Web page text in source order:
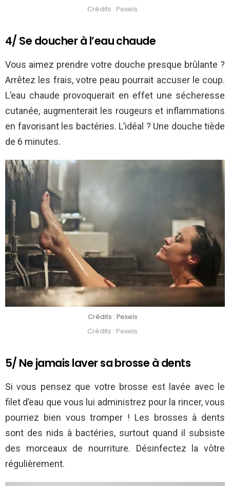
Crédits : Pexels
4/ Se doucher à l’eau chaude
Vous aimez prendre votre douche presque brûlante ?
Arrêtez les frais, votre peau pourrait accuser le coup.
L’eau chaude provoquerait en effet une sécheresse
cutanée, augmenterait les rougeurs et inflammations
en favorisant les bactéries. L’idéal ? Une douche tiède
de 6 minutes.
Crédits : Pexels
Crédits : Pexels
5/ Ne jamais laver sa brosse à dents
Si vous pensez que votre brosse est lavée avec le
filet d’eau que vous lui administrez pour la rincer, vous
pourriez bien vous tromper ! Les brosses à dents
sont des nids à bactéries, surtout quand il subsiste
des morceaux de nourriture. Désinfectez la vôtre
régulièrement.